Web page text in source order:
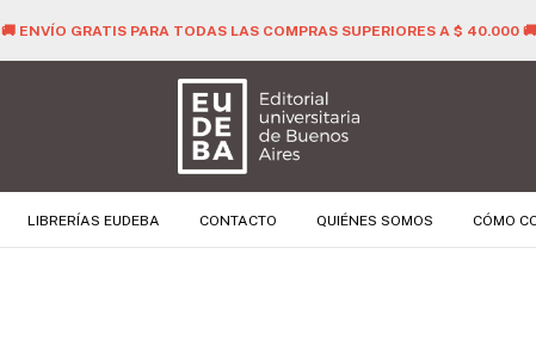
🚚 ENVÍO GRATIS PARA TODAS LAS COMPRAS SUPERIORES A $ 40.000 🚚
LIBRERÍAS EUDEBA CONTACTO QUIÉNES SOMOS CÓMO